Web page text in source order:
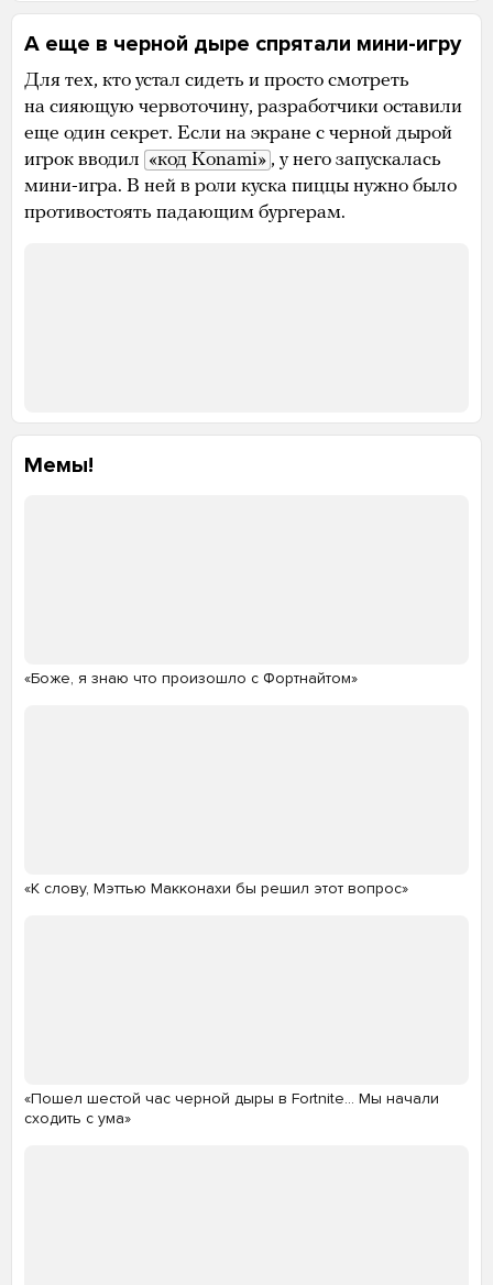
А еще в черной дыре спрятали мини-игру
Для тех, кто устал сидеть и просто смотреть
на сияющую червоточину, разработчики оставили
еще один секрет. Если на экране с черной дырой
игрок вводил «код Konami» , у него запускалась
мини-игра. В ней в роли куска пиццы нужно было
противостоять падающим бургерам.
Мемы!
«Боже, я знаю что произошло с Фортнайтом»
«К слову, Мэттью Макконахи бы решил этот вопрос»
«Пошел шестой час черной дыры в Fortnite… Мы начали
сходить с ума»